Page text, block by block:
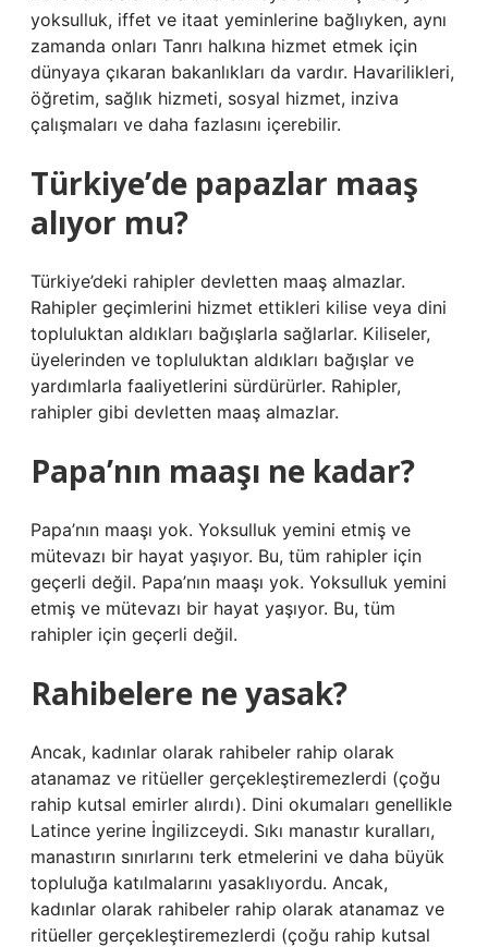
yoksulluk, iffet ve itaat yeminlerine bağlıyken, aynı
zamanda onları Tanrı halkına hizmet etmek için
dünyaya çıkaran bakanlıkları da vardır. Havarilikleri,
öğretim, sağlık hizmeti, sosyal hizmet, inziva
çalışmaları ve daha fazlasını içerebilir.
Türkiye’de papazlar maaş
alıyor mu?
Türkiye’deki rahipler devletten maaş almazlar.
Rahipler geçimlerini hizmet ettikleri kilise veya dini
topluluktan aldıkları bağışlarla sağlarlar. Kiliseler,
üyelerinden ve topluluktan aldıkları bağışlar ve
yardımlarla faaliyetlerini sürdürürler. Rahipler,
rahipler gibi devletten maaş almazlar.
Papa’nın maaşı ne kadar?
Papa’nın maaşı yok. Yoksulluk yemini etmiş ve
mütevazı bir hayat yaşıyor. Bu, tüm rahipler için
geçerli değil. Papa’nın maaşı yok. Yoksulluk yemini
etmiş ve mütevazı bir hayat yaşıyor. Bu, tüm
rahipler için geçerli değil.
Rahibelere ne yasak?
Ancak, kadınlar olarak rahibeler rahip olarak
atanamaz ve ritüeller gerçekleştiremezlerdi (çoğu
rahip kutsal emirler alırdı). Dini okumaları genellikle
Latince yerine İngilizceydi. Sıkı manastır kuralları,
manastırın sınırlarını terk etmelerini ve daha büyük
topluluğa katılmalarını yasaklıyordu. Ancak,
kadınlar olarak rahibeler rahip olarak atanamaz ve
ritüeller gerçekleştiremezlerdi (çoğu rahip kutsal